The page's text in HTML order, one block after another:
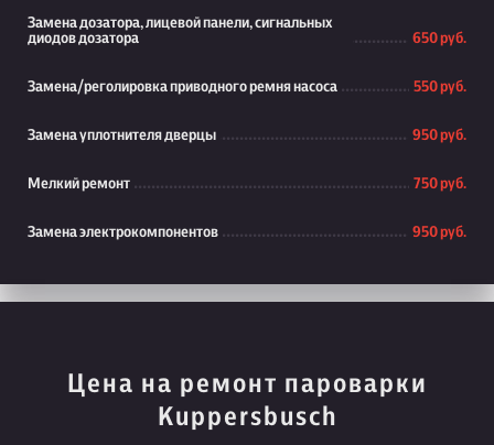
Замена дозатора, лицевой панели, сигнальных
диодов дозатора
650 руб.
Замена/реголировка приводного ремня насоса 550 руб.
Замена уплотнителя дверцы 950 руб.
Мелкий ремонт 750 руб.
Замена электрокомпонентов 950 руб.
Цена на ремонт пароварки
Kuppersbusch